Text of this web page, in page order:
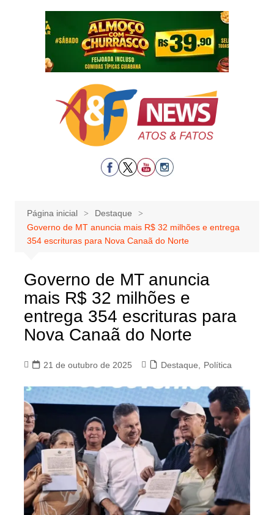
Página inicial
Destaque
Governo de MT anuncia mais R$ 32 milhões e entrega
354 escrituras para Nova Canaã do Norte
Governo de MT anuncia
mais R$ 32 milhões e
entrega 354 escrituras para
Nova Canaã do Norte
21 de outubro de 2025 Destaque Política